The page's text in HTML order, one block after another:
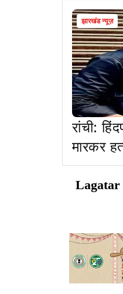
झारखंड न्यूज़
रांची:
मारकर
सरेंडर
Lagatar